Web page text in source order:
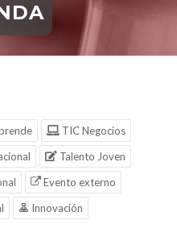
TIC Negocios
Talento Joven
Evento externo
Innovación